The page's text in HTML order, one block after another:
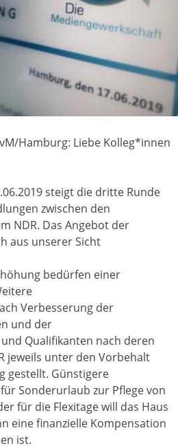
Hamburg: Liebe Kolleg*innen
steigt die dritte Runde
zwischen den
NDR. Das Angebot der
aus unserer Sicht
bedürfen einer
Verbesserung der
und der
Qualifikanten nach deren
jeweils unter den Vorbehalt
gestellt. Günstigere
Sonderurlaub zur Pflege von
für die Flexitage will das Haus
eine finanzielle Kompensation
ist.